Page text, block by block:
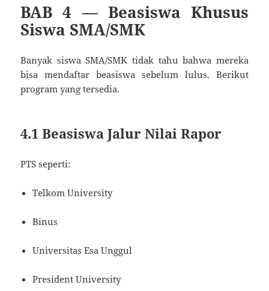
BAB 4 — Beasiswa Khusus
Siswa SMA/SMK
Banyak siswa SMA/SMK tidak tahu bahwa mereka
bisa mendaftar beasiswa sebelum lulus. Berikut
program yang tersedia.
4.1 Beasiswa Jalur Nilai Rapor
PTS seperti:
Telkom University
Binus
Universitas Esa Unggul
President University